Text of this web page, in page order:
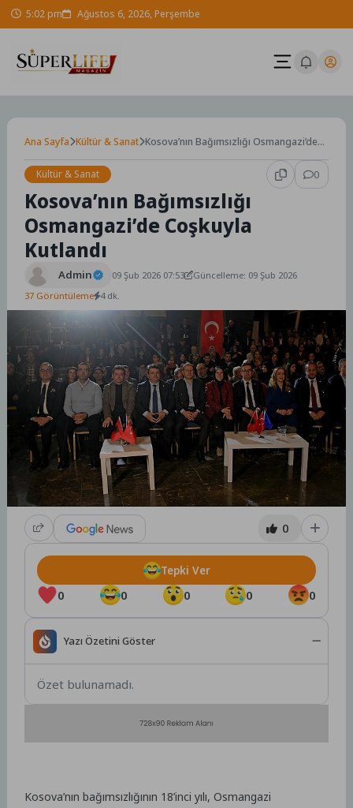
Skip 5:02 pm Ağustos 6, 2026, Perşembe
Ana Sayfa Kültür & Sanat Kosova’nın Bağımsızlığı Osmangazi’de
Kültür & Sanat
0
Kosova’nın Bağımsızlığı
Osmangazi’de Coşkuyla
Kutlandı
Admin 09 Şub 2026 07:53
Güncelleme: 09 Şub 2026
37 Görüntüleme 4 dk.
0
0 0 0 0 0
Tepki Ver
Yazı Özetini Göster
Özet bulunamadı.
Kosova’nın bağımsızlığının 18’inci yılı, Osmangazi